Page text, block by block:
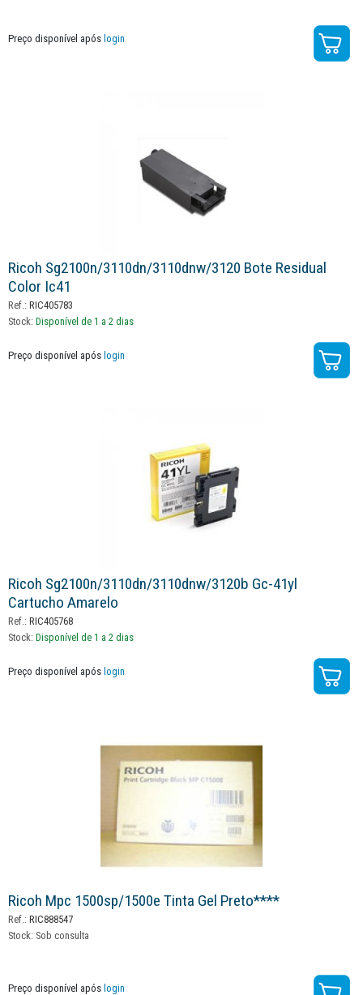
Preço disponível após login
Ricoh Sg2100n/3110dn/3110dnw/3120 Bote Residual
Color Ic41
Ref.: RIC405783
Stock: Disponível de 1 a 2 dias
Preço disponível após login
Ricoh Sg2100n/3110dn/3110dnw/3120b Gc-41yl
Cartucho Amarelo
Ref.: RIC405768
Stock: Disponível de 1 a 2 dias
Preço disponível após login
Ricoh Mpc 1500sp/1500e Tinta Gel Preto****
Ref.: RIC888547
Stock: Sob consulta
Preço disponível após login